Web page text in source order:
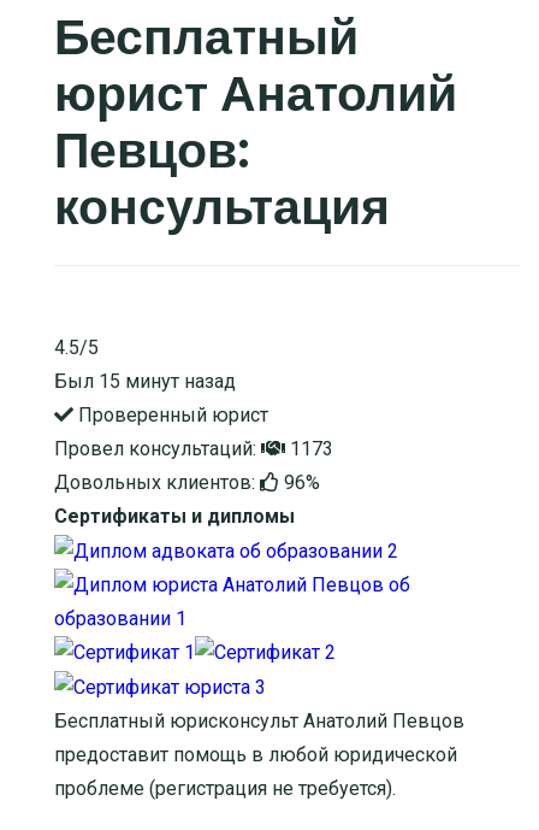
Бесплатный
юрист Анатолий
Певцов:
консультация
4.5/5
Был 15 минут назад
Проверенный юрист
Провел консультаций:
1173
Довольных клиентов:
96%
Сертификаты и дипломы
Бесплатный юрисконсульт Анатолий Певцов
предоставит помощь в любой юридической
проблеме (регистрация не требуется).